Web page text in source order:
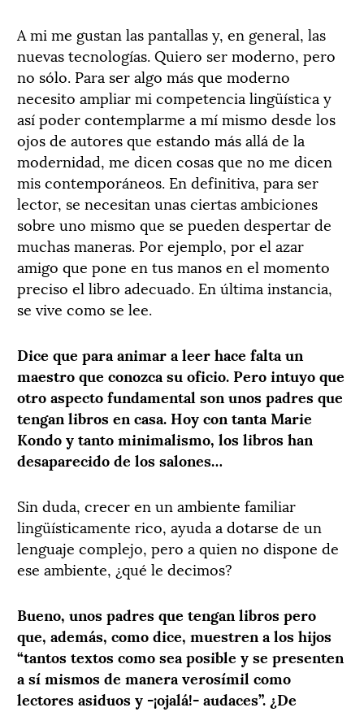
A mi me gustan las pantallas y, en general, las
nuevas tecnologías. Quiero ser moderno, pero
no sólo. Para ser algo más que moderno
necesito ampliar mi competencia lingüística y
así poder contemplarme a mí mismo desde los
ojos de autores que estando más allá de la
modernidad, me dicen cosas que no me dicen
mis contemporáneos. En definitiva, para ser
lector, se necesitan unas ciertas ambiciones
sobre uno mismo que se pueden despertar de
muchas maneras. Por ejemplo, por el azar
amigo que pone en tus manos en el momento
preciso el libro adecuado. En última instancia,
se vive como se lee.
Dice que para animar a leer hace falta un
maestro que conozca su oficio. Pero intuyo que
otro aspecto fundamental son unos padres que
tengan libros en casa. Hoy con tanta Marie
Kondo y tanto minimalismo, los libros han
desaparecido de los salones…
Sin duda, crecer en un ambiente familiar
lingüísticamente rico, ayuda a dotarse de un
lenguaje complejo, pero a quien no dispone de
ese ambiente, ¿qué le decimos?
Bueno, unos padres que tengan libros pero
que, además, como dice, muestren a los hijos
“tantos textos como sea posible y se presenten
a sí mismos de manera verosímil como
lectores asiduos y -¡ojalá!- audaces”. ¿De